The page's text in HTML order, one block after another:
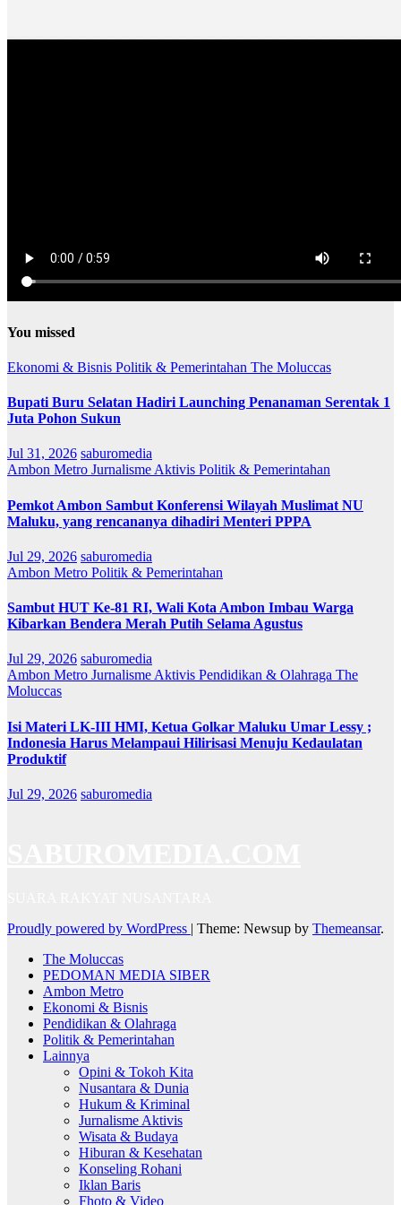
You missed
Ekonomi & Bisnis Politik & Pemerintahan The Moluccas
Bupati Buru Selatan Hadiri Launching Penanaman Serentak 1
Juta Pohon Sukun
Jul 31, 2026 saburomedia
Ambon Metro Jurnalisme Aktivis Politik & Pemerintahan
Pemkot Ambon Sambut Konferensi Wilayah Muslimat NU
Maluku, yang rencananya dihadiri Menteri PPPA
Jul 29, 2026 saburomedia
Ambon Metro Politik & Pemerintahan
Sambut HUT Ke-81 RI, Wali Kota Ambon Imbau Warga
Kibarkan Bendera Merah Putih Selama Agustus
Jul 29, 2026 saburomedia
Ambon Metro Jurnalisme Aktivis Pendidikan & Olahraga The
Moluccas
Isi Materi LK-III HMI, Ketua Golkar Maluku Umar Lessy ;
Indonesia Harus Melampaui Hilirisasi Menuju Kedaulatan
Produktif
Jul 29, 2026 saburomedia
Proudly powered by WordPress | Theme: Newsup by Themeansar.
The Moluccas
PEDOMAN MEDIA SIBER
Ambon Metro
Ekonomi & Bisnis
Pendidikan & Olahraga
Politik & Pemerintahan
Lainnya
Opini & Tokoh Kita
Nusantara & Dunia
Hukum & Kriminal
Jurnalisme Aktivis
Wisata & Budaya
Hiburan & Kesehatan
Konseling Rohani
Iklan Baris
Fhoto & Video